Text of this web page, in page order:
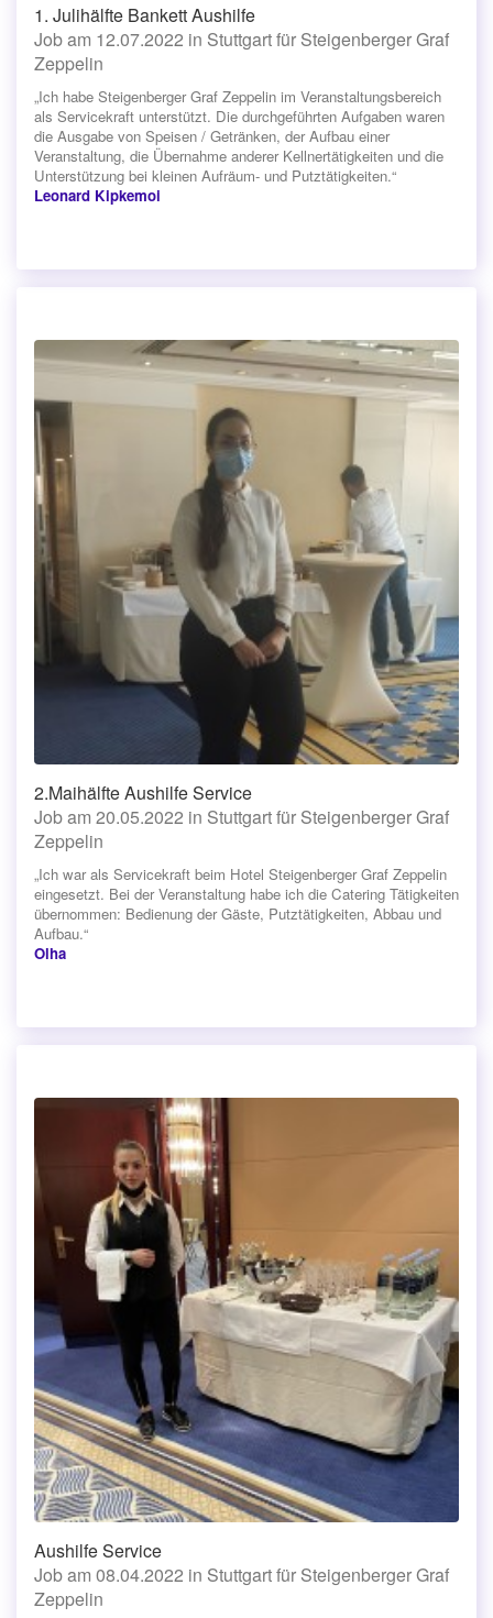
1. Julihälfte Bankett Aushilfe
Job am 12.07.2022 in Stuttgart für Steigenberger Graf
Zeppelin
„Ich habe Steigenberger Graf Zeppelin im Veranstaltungsbereich
als Servicekraft unterstützt. Die durchgeführten Aufgaben waren
die Ausgabe von Speisen / Getränken, der Aufbau einer
Veranstaltung, die Übernahme anderer Kellnertätigkeiten und die
Unterstützung bei kleinen Aufräum- und Putztätigkeiten.“
Leonard Kipkemoi
2.Maihälfte Aushilfe Service
Job am 20.05.2022 in Stuttgart für Steigenberger Graf
Zeppelin
„Ich war als Servicekraft beim Hotel Steigenberger Graf Zeppelin
eingesetzt. Bei der Veranstaltung habe ich die Catering Tätigkeiten
übernommen: Bedienung der Gäste, Putztätigkeiten, Abbau und
Aufbau.“
Olha
Aushilfe Service
Job am 08.04.2022 in Stuttgart für Steigenberger Graf
Zeppelin